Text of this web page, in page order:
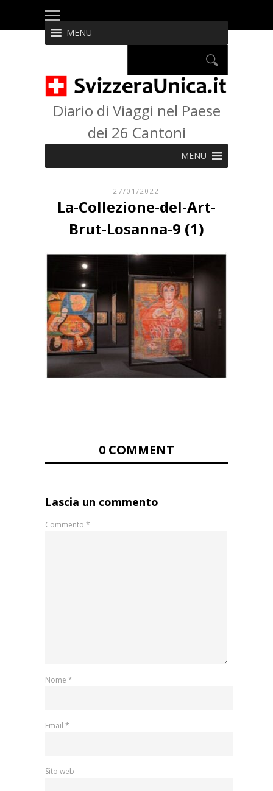
MENU
Diario di Viaggi nel Paese
dei 26 Cantoni
MENU
27/01/2022
La-Collezione-del-Art-
Brut-Losanna-9 (1)
0 COMMENT
Lascia un commento
Commento *
Nome *
Email *
Sito web